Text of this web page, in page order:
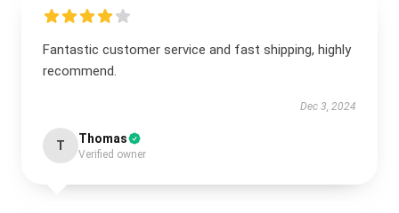
Fantastic customer service and fast shipping, highly
recommend.
Dec 3, 2024
T Thomas
Verified owner